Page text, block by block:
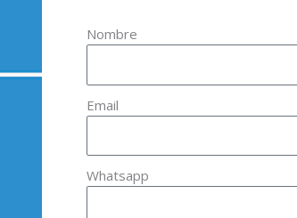
Nombre
Email
Whatsapp